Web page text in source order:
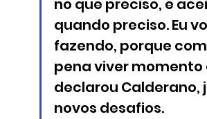
no que preciso, e
quando preciso. Eu
fazendo, porque
pena viver momento
declarou Calderano,
novos desafios.